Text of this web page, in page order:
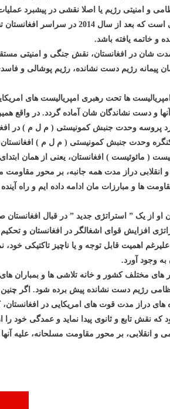
و امنیتی رژیم یا اصلا نقشی در پیشبرد
نقش تابع بوده و تحت رهبری نیروهای ویژه امریکایی حرکت و فعالیت
و خاتمه یافته باشد.
دراز مدت شان در افغانستان، نقش جنگی و
پیمانه رژیم دست نشانده، رژیم پوشالی و
ها تحت رهبری امپریالیست های
آنها و دست نشاندگان شان آماده گردد. در
وحدت جنبش کمونیستی ( م ل م ) در
وحدت جنبش کمونیستی ( م ل م )
) افغانستان، یعنی از همان ابتدای
دراز مدت همه جانبه، بر محور مقاومت
ها و مبارزات مان ادامه داده ایم و راه
از یک ” استراتژی جدید ” در قبال
افزایش قوای اشغالگر در افغانستان و
قابل توجه و یا ناچیز تاکتیکی خود،
وجود آورد.
های شهر های مختلف کشور و خانه تلاشی ها و
رژیم دست نشانده پیش برده شود. اگر
های دراز مدت قوت های امریکایی در
که نقش تابع و ثانوی پیدا نماید و عمدگی خود
انقلابی، بر محور مقاومت مسلحانه، علیه